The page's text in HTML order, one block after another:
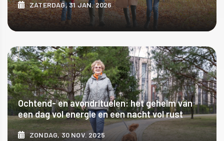
ZATERDAG, 31 JAN. 2026
ONTDEK MEER
Ochtend- en avondrituelen: het geheim van
een dag vol energie en een nacht vol rust
ZONDAG, 30 NOV. 2025